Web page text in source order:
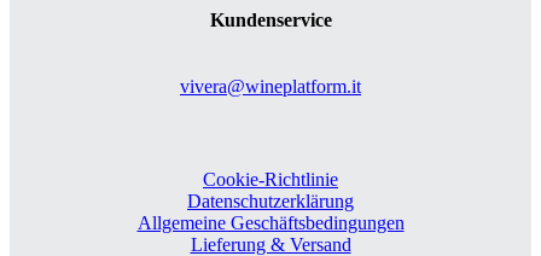
Kundenservice
vivera@wineplatform.it
Cookie-Richtlinie
Datenschutzerklärung
Allgemeine Geschäftsbedingungen
Lieferung & Versand